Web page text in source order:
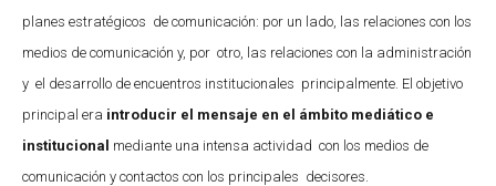
planes estratégicos de comunicación: por un lado, las relaciones con los
medios de comunicación y, por otro, las relaciones con la administración
y el desarrollo de encuentros institucionales principalmente. El objetivo
principal era introducir el mensaje en el ámbito mediático e
institucional mediante una intensa actividad con los medios de
comunicación y contactos con los principales decisores.